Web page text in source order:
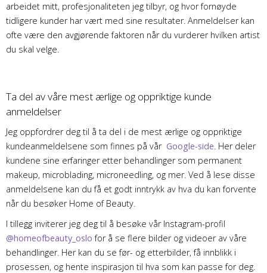
arbeidet mitt, profesjonaliteten jeg tilbyr, og hvor fornøyde
tidligere kunder har vært med sine resultater. Anmeldelser kan
ofte være den avgjørende faktoren når du vurderer hvilken artist
du skal velge.
Ta del av våre mest ærlige og oppriktige kunde
anmeldelser
Jeg oppfordrer deg til å ta del i de mest ærlige og oppriktige
kundeanmeldelsene som finnes på vår Google-side. Her deler
kundene sine erfaringer etter behandlinger som permanent
makeup, microblading, microneedling, og mer. Ved å lese disse
anmeldelsene kan du få et godt inntrykk av hva du kan forvente
når du besøker Home of Beauty.
I tillegg inviterer jeg deg til å besøke vår Instagram-profil
@homeofbeauty_oslo for å se flere bilder og videoer av våre
behandlinger. Her kan du se før- og etterbilder, få innblikk i
prosessen, og hente inspirasjon til hva som kan passe for deg.